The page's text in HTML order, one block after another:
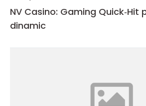
NV Casino: Gaming
dinamic